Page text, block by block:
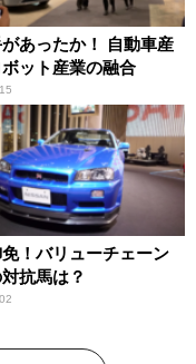
あったか！ 自動車産
ット産業の融合
！バリューチェーン
抗馬は？